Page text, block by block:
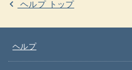
ヘルプ トップ
ヘルプ